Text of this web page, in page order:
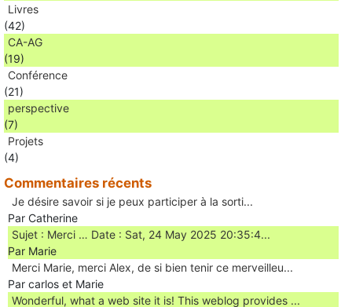
Livres
(42)
CA-AG
(19)
Conférence
(21)
perspective
(7)
Projets
(4)
Commentaires récents
Je désire savoir si je peux participer à la sorti...
Par Catherine
Sujet : Merci … Date : Sat, 24 May 2025 20:35:4...
Par Marie
Merci Marie, merci Alex, de si bien tenir ce merveilleu...
Par carlos et Marie
Wonderful, what a web site it is! This weblog provides ...